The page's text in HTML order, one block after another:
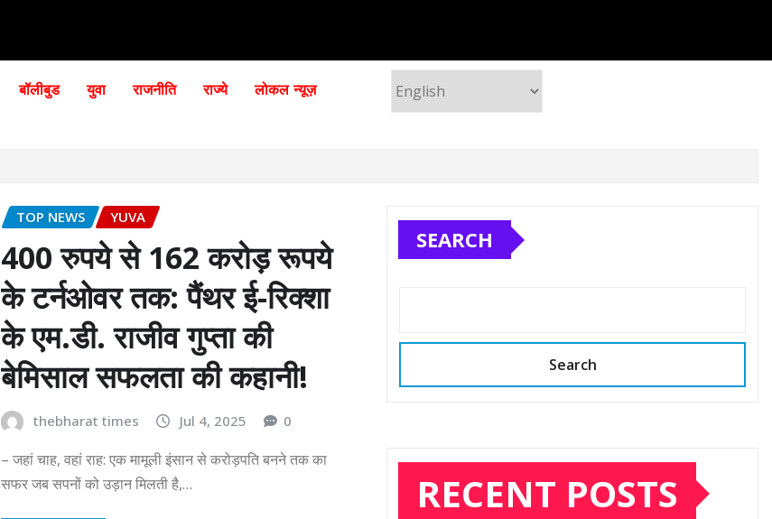
बॉलीबुड युवा राजनीति राज्ये लोकल न्यूज़
TOP NEWS YUVA
400 रुपये से 162 करोड़ रूपये
के टर्नओवर तक: पैंथर ई-रिक्शा
के एम.डी. राजीव गुप्ता की
बेमिसाल सफलता की कहानी!
thebharat times Jul 4, 2025 0
– जहां चाह, वहां राह: एक मामूली इंसान से करोड़पति बनने तक का
सफर जब सपनों को उड़ान मिलती है,…
SEARCH
Search
RECENT POSTS